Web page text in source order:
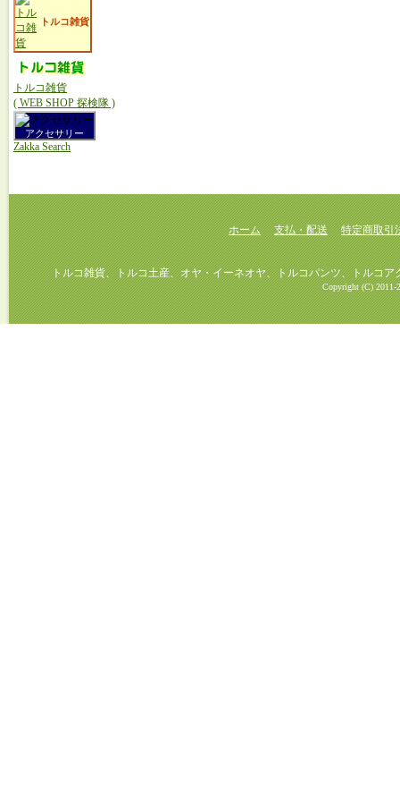
トルコ雑貨
トルコ雑貨
( WEB SHOP 探検隊 )
アクセサリー
Zakka Search
ホーム 支払・配送 特定商取引
トルコ雑貨、トルコ土産、オヤ・イーネオヤ、トルコパンツ、トルコアク
Copyright (C) 2011-